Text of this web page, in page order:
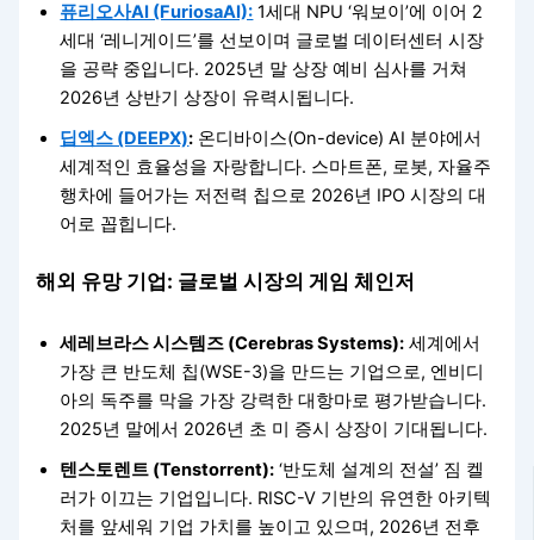
퓨리오사AI (FuriosaAI): 1세대 NPU ‘워보이’에 이어 2
세대 ‘레니게이드’를 선보이며 글로벌 데이터센터 시장
을 공략 중입니다. 2025년 말 상장 예비 심사를 거쳐
2026년 상반기 상장이 유력시됩니다.
딥엑스 (DEEPX): 온디바이스(On-device) AI 분야에서
세계적인 효율성을 자랑합니다. 스마트폰, 로봇, 자율주
행차에 들어가는 저전력 칩으로 2026년 IPO 시장의 대
어로 꼽힙니다.
해외 유망 기업: 글로벌 시장의 게임 체인저
세레브라스 시스템즈 (Cerebras Systems): 세계에서
가장 큰 반도체 칩(WSE-3)을 만드는 기업으로, 엔비디
아의 독주를 막을 가장 강력한 대항마로 평가받습니다.
2025년 말에서 2026년 초 미 증시 상장이 기대됩니다.
텐스토렌트 (Tenstorrent): ‘반도체 설계의 전설’ 짐 켈
러가 이끄는 기업입니다. RISC-V 기반의 유연한 아키텍
처를 앞세워 기업 가치를 높이고 있으며, 2026년 전후